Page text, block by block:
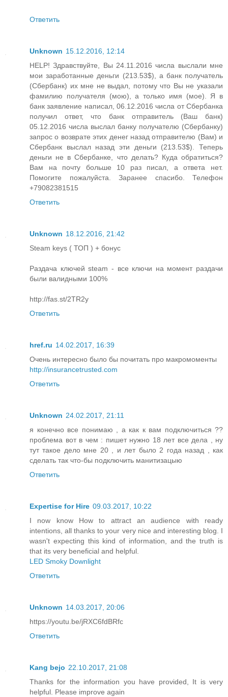
Ответить
Unknown 15.12.2016, 12:14
HELP! Здравствуйте, Вы 24.11.2016 числа выслали мне
мои заработанные деньги (213.53$), а банк получатель
(Сбербанк) их мне не выдал, потому что Вы не указали
фамилию получателя (мою), а только имя (мое). Я в
банк заявление написал, 06.12.2016 числа от Сбербанка
получил ответ, что банк отправитель (Ваш банк)
05.12.2016 числа выслал банку получателю (Сбербанку)
запрос о возврате этих денег назад отправителю (Вам) и
Сбербанк выслал назад эти деньги (213.53$). Теперь
деньги не в Сбербанке, что делать? Куда обратиться?
Вам на почту больше 10 раз писал, а ответа нет.
Помогите пожалуйста. Заранее спасибо. Телефон
+79082381515
Ответить
Unknown 18.12.2016, 21:42
Steam keys ( ТОП ) + бонус
Раздача ключей steam - все ключи на момент раздачи
были валидными 100%
http://fas.st/2TR2y
Ответить
href.ru 14.02.2017, 16:39
Очень интересно было бы почитать про макромоменты
http://insurancetrusted.com
Ответить
Unknown 24.02.2017, 21:11
я конечно все понимаю , а как к вам подключиться ??
проблема вот в чем : пишет нужно 18 лет все дела , ну
тут такое дело мне 20 , и лет было 2 года назад , как
сделать так что-бы подключить манитизацыю
Ответить
Expertise for Hire 09.03.2017, 10:22
I now know How to attract an audience with ready
intentions, all thanks to your very nice and interesting blog. I
wasn't expecting this kind of information, and the truth is
that its very beneficial and helpful.
LED Smoky Downlight
Ответить
Unknown 14.03.2017, 20:06
https://youtu.be/jRXC6fdBRfc
Ответить
Kang bejo 22.10.2017, 21:08
Thanks for the information you have provided, It is very
helpful. Please improve again